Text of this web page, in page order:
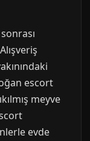
escort
meyve
evde